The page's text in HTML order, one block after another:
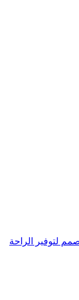
لتوفير الراحة